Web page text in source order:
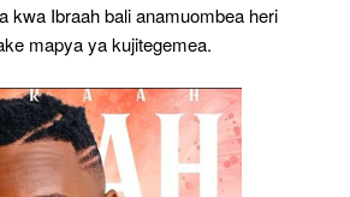
kwa Ibraah bali anamuombea heri
mapya ya kujitegemea.